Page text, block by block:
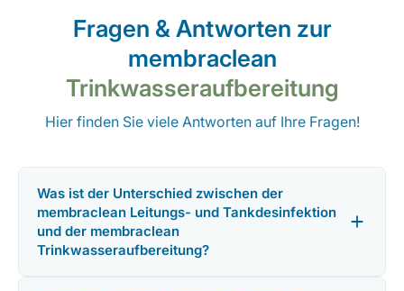
Fragen & Antworten zur
membraclean
Trinkwasseraufbereitung
Hier finden Sie viele Antworten auf Ihre Fragen!
Was ist der Unterschied zwischen der
membraclean Leitungs- und Tankdesinfektion
und der membraclean
Trinkwasseraufbereitung?